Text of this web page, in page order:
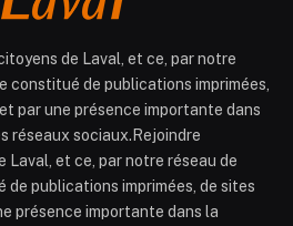
de Laval, et ce, par notre
constitué de publications imprimées,
par une présence importante dans
réseaux sociaux.Rejoindre
Laval, et ce, par notre réseau de
publications imprimées, de sites
présence importante dans la